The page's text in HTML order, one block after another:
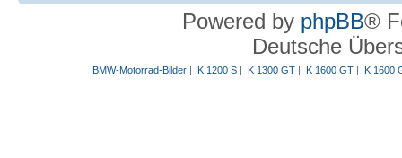
Powered by phpBB®
Deutsche
BMW-Motorrad-Bilder| K 1200 S| K 1300 GT| K 1600 GT| K 1600